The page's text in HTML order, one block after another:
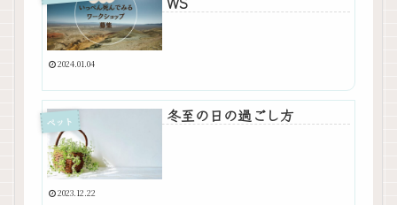
2024.01.04
ペット 冬至の日の過ごし方
2023.12.22